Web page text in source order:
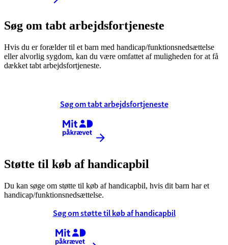
Søg om tabt arbejdsfortjeneste
Hvis du er forælder til et barn med handicap/funktionsnedsættelse
eller alvorlig sygdom, kan du være omfattet af muligheden for at få
dækket tabt arbejdsfortjeneste.
Søg om tabt arbejdsfortjeneste
Kræver MitID
Støtte til køb af handicapbil
Du kan søge om støtte til køb af handicapbil, hvis dit barn har et
handicap/funktionsnedsættelse.
Søg om støtte til køb af handicapbil
Kræver MitID